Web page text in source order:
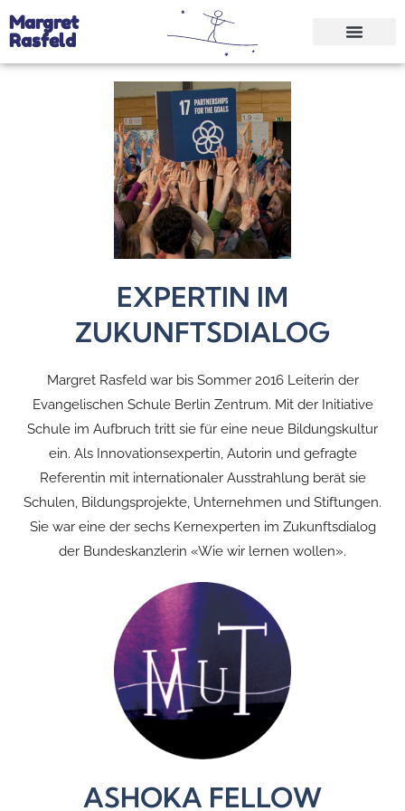
Margret
Rasfeld
EXPERTIN IM
ZUKUNFTSDIALOG
Margret Rasfeld war bis Sommer 2016 Leiterin der
Evangelischen Schule Berlin Zentrum. Mit der Initiative
Schule im Aufbruch tritt sie für eine neue Bildungskultur
ein. Als Innovationsexpertin, Autorin und gefragte
Referentin mit internationaler Ausstrahlung berät sie
Schulen, Bildungsprojekte, Unternehmen und Stiftungen.
Sie war eine der sechs Kernexperten im Zukunftsdialog
der Bundeskanzlerin «Wie wir lernen wollen».
ASHOKA FELLOW